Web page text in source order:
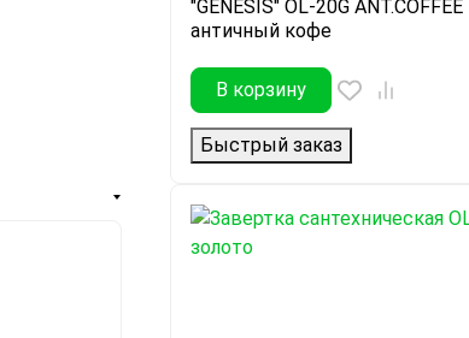
"GENESIS" OL-20G ANT.COFFEE
античный кофе
В корзину
Быстрый заказ